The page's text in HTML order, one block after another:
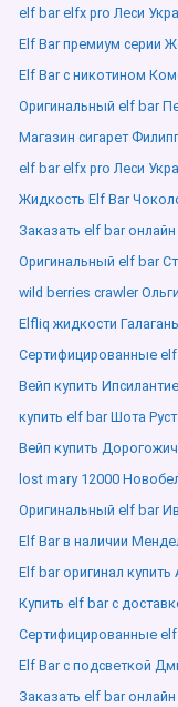
elf bar elfx pro Леси
Elf Bar премиум серии
Elf Bar с никотином
Оригинальный elf bar
Магазин сигарет
elf bar elfx pro Леси
Жидкость Elf Bar
Заказать elf bar
Оригинальный elf bar
wild berries crawler
Elfliq жидкости
Сертифицированные
Вейп купить
купить elf bar Шота
Вейп купить
lost mary 12000
Оригинальный elf bar
Elf Bar в наличии
Elf bar оригинал
Купить elf bar с
Сертифицированные
Elf Bar с подсветкой
Заказать elf bar